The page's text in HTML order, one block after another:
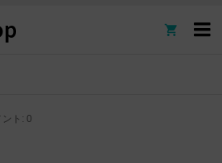


ント: 0